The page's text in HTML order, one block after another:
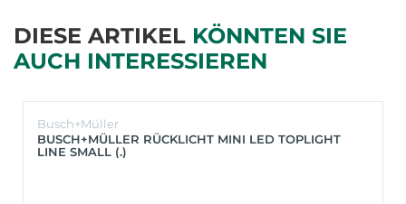
DIESE ARTIKEL KÖNNTEN SIE
AUCH INTERESSIEREN
Busch+Müller
BUSCH+MÜLLER RÜCKLICHT MINI LED TOPLIGHT
LINE SMALL (.)